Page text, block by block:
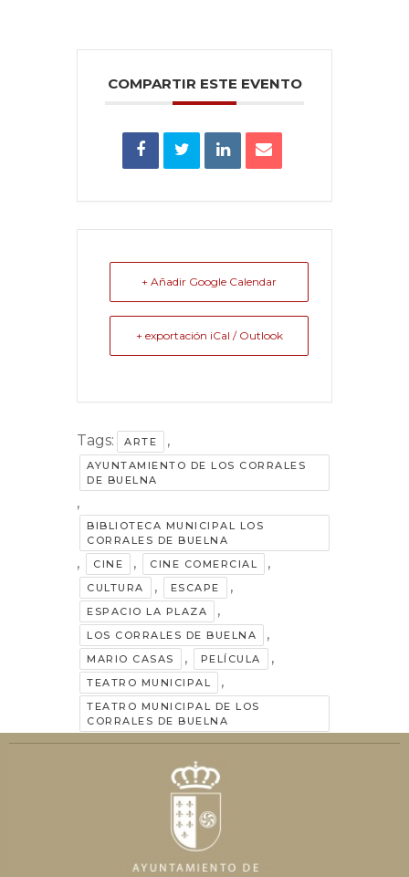
COMPARTIR ESTE EVENTO
+ Añadir Google Calendar
+ exportación iCal / Outlook
Tags: ARTE ,
AYUNTAMIENTO DE LOS CORRALES
DE BUELNA
,
BIBLIOTECA MUNICIPAL LOS
CORRALES DE BUELNA
, CINE , CINE COMERCIAL ,
CULTURA , ESCAPE ,
ESPACIO LA PLAZA ,
LOS CORRALES DE BUELNA ,
MARIO CASAS , PELÍCULA ,
TEATRO MUNICIPAL ,
TEATRO MUNICIPAL DE LOS
CORRALES DE BUELNA